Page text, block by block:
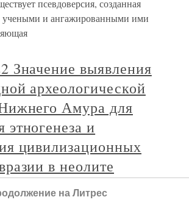
псевдоверсия, созданная
учеными и ангажированными ими
Значение выявления
археологической
Амура для
и
цивилизационных
в неолите
выявления европеоидной
на Литрес